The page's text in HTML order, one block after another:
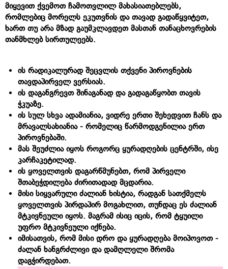
მიყევით ქვემოთ ჩამოთვლილ მახასიათებლებს,
რომლებიც მორელს ეკუთვნის და თავად გადაწყვიტეთ,
ხართ თუ არა მზად გაუმკლავდეთ მასთან თანაცხოვრების
თანმხლებ სირთულეებს.
ის რადიკალურად შეცვლის თქვენი პიროვნების
თავდაპირველ ვერსიას.
ის დაგანგრევთ შინაგანად და გადაგაწყობთ თავის
ჭკუაზე.
ის სულ სხვა ადამიანია, ვიდრე ერთი შეხედვით ჩანს და
მრავალსახიანია - რომელიც წარმოდგენილია ერთ
პიროვნებაში.
მას შეუძლია იყოს როგორც ყურადღების ცენტრში, ისე
კარჩაკეტილად.
ის ყოველთვის დაგარწმუნებთ, რომ პირველი
შთაბეჭდილება ძირითადად მცდარია.
მისი სიყვარული ძალიან ხისტია, რადგან სათქმელს
ყოველთვის პირდაპირ მოგახლით, თუნდაც ეს ძალიან
მტკივნეული იყოს. მაგრამ ისიც იცის, რომ ტყუილი
უფრო მტკივნეული იქნება.
იმისათვის, რომ მისი დრო და ყურადღება მოიპოვოთ -
ძალან ხანგრძლივი და დამღლელი შრომა
დაგჭირდებათ.